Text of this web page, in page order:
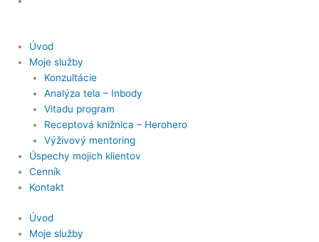
Úvod
Moje služby
Konzultácie
Analýza tela – Inbody
Vitadu program
Receptová knižnica – Herohero
Výživový mentoring
Úspechy mojich klientov
Cenník
Kontakt
Úvod
Moje služby